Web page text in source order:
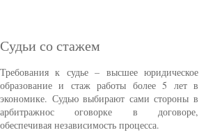
Судьи со стажем
Требования к судье – высшее юридическое
образование и стаж работы более 5 лет в
экономике. Судью выбирают сами стороны в
арбитражнос оговорке в договоре,
обеспечивая независимость процесса.